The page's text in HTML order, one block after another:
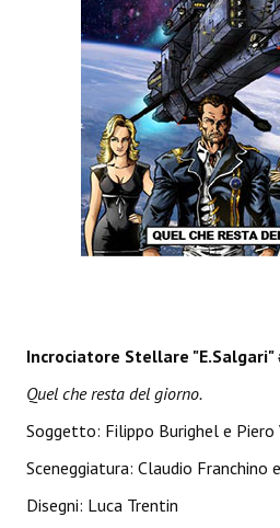
Casa Cagliostro@Lucca2018
#baseLUna@Lucca 2019
PUBBLICAZIONI
Fumetti
Gli Albi di Occidente
DownLoad
mYthoS
Prisma
PTP
Incrociatore Stellare "E.Salgari"
Quel che resta del giorno.
Soggetto: Filippo Burighel e Piero
Sceneggiatura: Claudio Franchino
Disegni: Luca Trentin